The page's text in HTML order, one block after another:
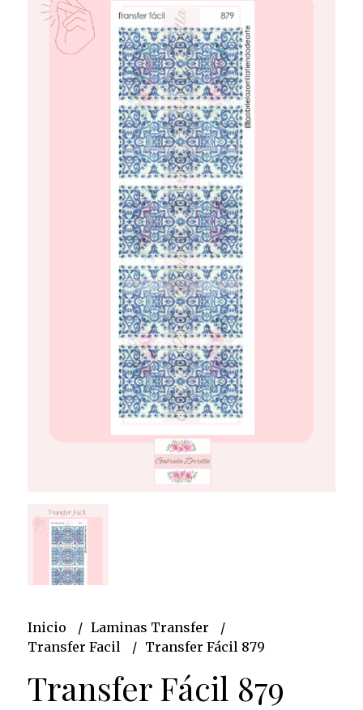
Inicio
Laminas Transfer
Transfer Facil
Transfer Fácil 879
Transfer Fácil 879